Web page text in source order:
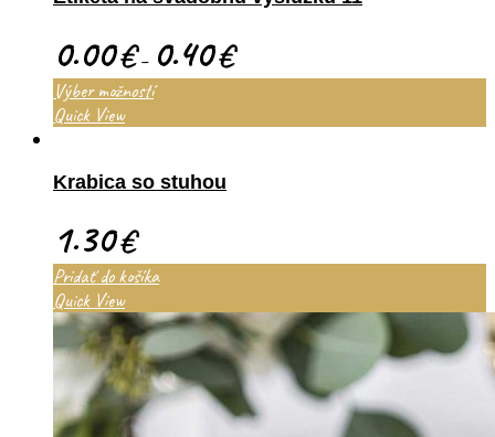
0.00€– 0.40€
Výber možností
Quick View
Krabica so stuhou
1.30€
Pridať do košíka
Quick View